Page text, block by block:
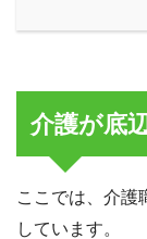
介護が底
ここでは、介護
しています。